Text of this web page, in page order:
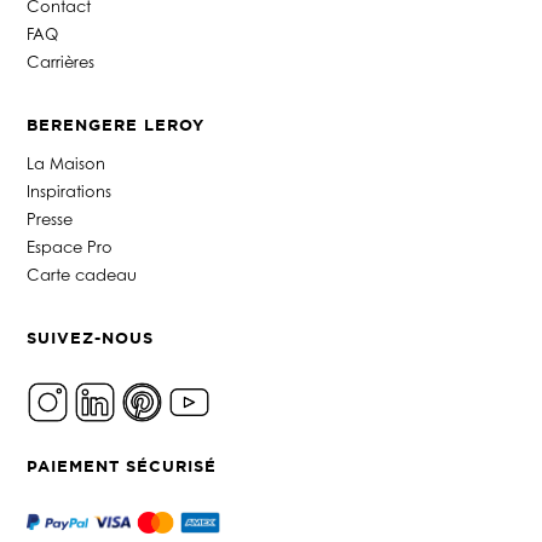
Contact
FAQ
Carrières
BERENGERE LEROY
La Maison
Inspirations
Presse
Espace Pro
Carte cadeau
SUIVEZ-NOUS
PAIEMENT SÉCURISÉ